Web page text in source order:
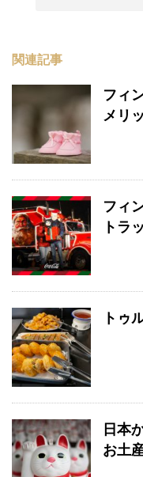
関連記事
フィ
メリ
フィ
トラ
トゥ
日本
お土